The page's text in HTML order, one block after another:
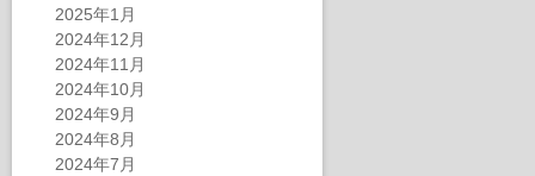
2025年1月
2024年12月
2024年11月
2024年10月
2024年9月
2024年8月
2024年7月